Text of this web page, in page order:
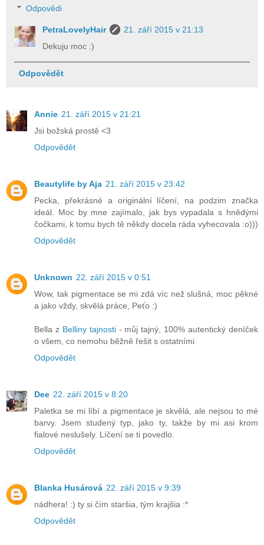
Odpovědi
PetraLovelyHair
21. září 2015 v 21:13
Dekuju moc :)
Odpovědět
Annie 21. září 2015 v 21:21
Jsi božská prostě <3
Odpovědět
Beautylife by Aja 21. září 2015 v 23:42
Pecka, překrásné a originální líčení, na podzim značka
ideál. Moc by mne zajímalo, jak bys vypadala s hnědými
čočkami, k tomu bych tě někdy docela ráda vyhecovala :o)))
Odpovědět
Unknown 22. září 2015 v 0:51
Wow, tak pigmentace se mi zdá víc než slušná, moc pěkné
a jako vždy, skvělá práce, Peťo :)
Bella z Belliny tajnosti- můj tajný, 100% autentický deníček
o všem, co nemohu běžně řešit s ostatními
Odpovědět
Dee 22. září 2015 v 8:20
Paletka se mi líbí a pigmentace je skvělá, ale nejsou to mé
barvy. Jsem studený typ, jako ty, takže by mi asi krom
fialové neslušely. Líčení se ti povedlo.
Odpovědět
Blanka Husárová 22. září 2015 v 9:39
nádhera! :) ty si čím staršia, tým krajšia :*
Odpovědět